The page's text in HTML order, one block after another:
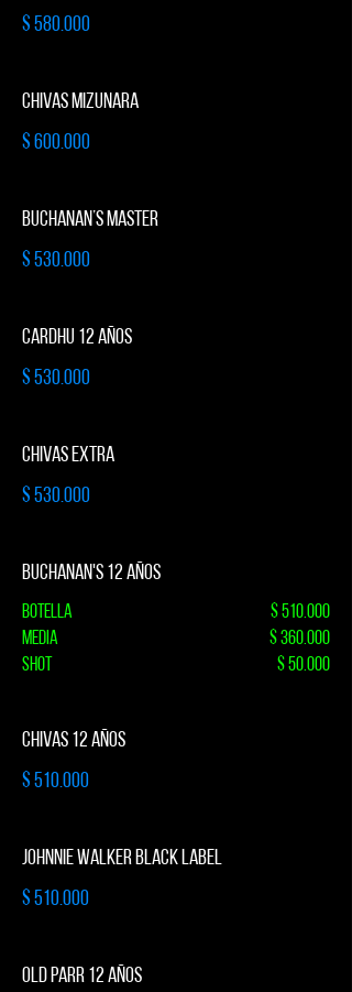
$ 580.000
CHIVAS MIZUNARA
$ 600.000
BUCHANAN’S MASTER
$ 530.000
CARDHU 12 AÑOS
$ 530.000
CHIVAS EXTRA
$ 530.000
BUCHANAN'S 12 AÑOS
Botella
$ 510.000
Media
$ 360.000
Shot
$ 50.000
CHIVAS 12 AÑOS
$ 510.000
JOHNNIE WALKER BLACK LABEL
$ 510.000
OLD PARR 12 AÑOS